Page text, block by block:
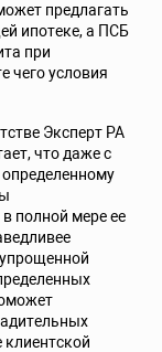
предлагать
ипотеке, а ПСБ
при
чего условия
Эксперт РА
что даже с
полной мере ее